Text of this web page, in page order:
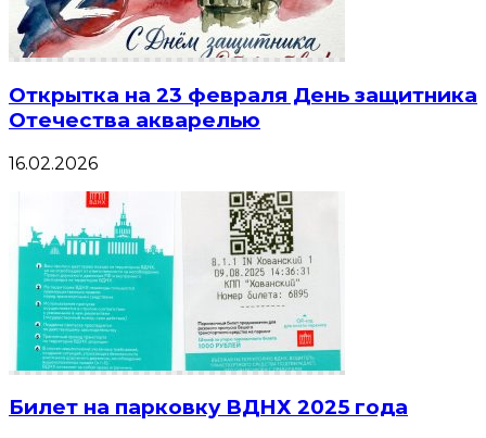
Открытка на 23 февраля День защитника
Отечества акварелью
16.02.2026
Билет на парковку ВДНХ 2025 года